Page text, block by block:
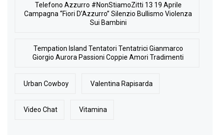
Telefono Azzurro #NonStiamoZitti 13 19 Aprile
Campagna “Fiori D’Azzurro” Silenzio Bullismo Violenza
Sui Bambini
Tempation Island Tentatori Tentatrici Gianmarco
Giorgio Aurora Passioni Coppie Amori Tradimenti
Urban Cowboy Valentina Rapisarda
Video Chat Vitamina